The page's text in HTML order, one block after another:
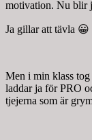
motivation. Nu blir
Ja gillar att tävla 😀
Men i min klass
laddar ja för PRO
tjejerna som är